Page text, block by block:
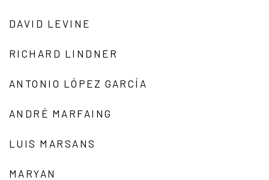
DAVID LEVINE
RICHARD LINDNER
ANTONIO LÓPEZ GARCÍA
ANDRÉ MARFAING
LUIS MARSANS
MARYAN